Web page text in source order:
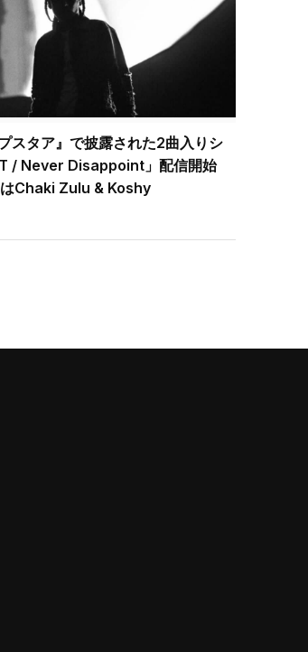
スタア』で披露された2曲入りシ
/ Never Disappoint」配信開始
Chaki Zulu & Koshy